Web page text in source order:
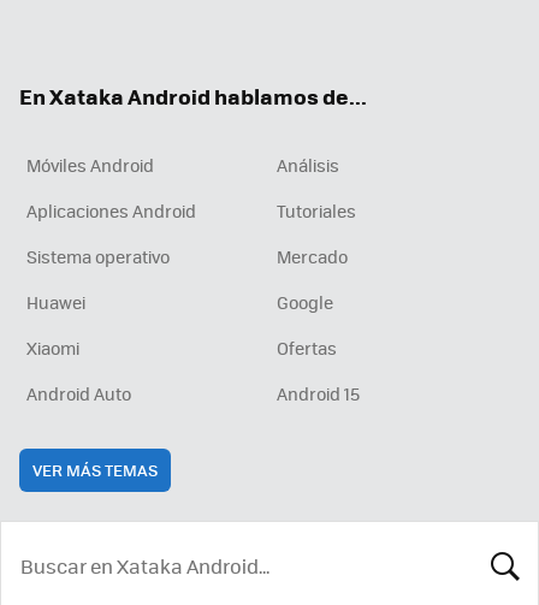
En Xataka Android hablamos de...
Móviles Android
Análisis
Aplicaciones Android
Tutoriales
Sistema operativo
Mercado
Huawei
Google
Xiaomi
Ofertas
Android Auto
Android 15
VER MÁS TEMAS